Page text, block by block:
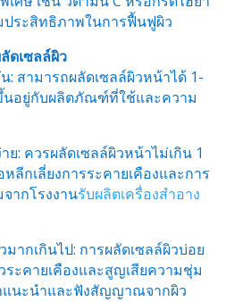
ประสิทธิภาพในการฟื้นฟูผิว
ดเซลล์ผิว
: สามารถผลัดเซลล์ผิวหน้าได้ 1-
นอยู่กับผลิตภัณฑ์ที่ใช้และความ
ย: ควรผลัดเซลล์ผิวหน้าไม่เกิน 1
ลีกเลี่ยงการระคายเคืองและการ
ากโรงงานรับผลิตเครื่องสำอาง
มากเกินไป: การผลัดเซลล์ผิวบ่อย
ระคายเคืองและสูญเสียความชุ่ม
นะนำและฟังสัญญาณจากผิว